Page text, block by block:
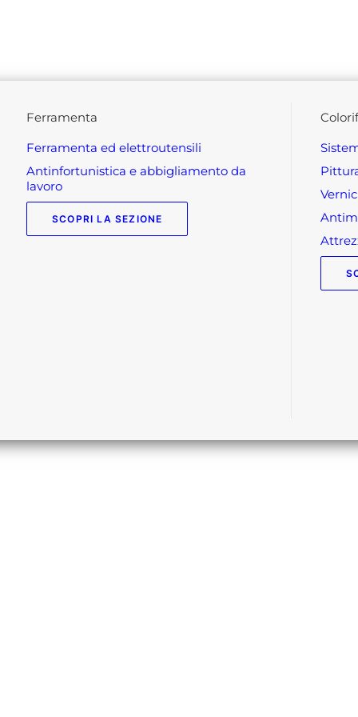
ferramenta
ferramenta ed elettroutensili
antinfortunistica e abbigliamento da
lavoro
SCOPRI LA SEZIONE